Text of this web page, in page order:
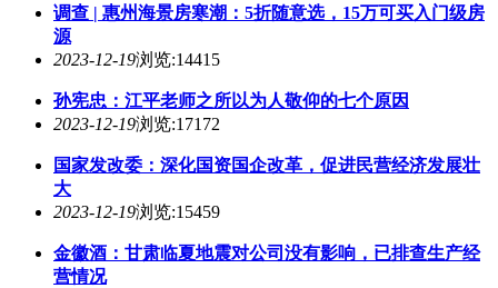
调查 | 惠州海景房寒潮：5折随意选，15万可买入门级房
源
2023-12-19浏览:14415
孙宪忠：江平老师之所以为人敬仰的七个原因
2023-12-19浏览:17172
国家发改委：深化国资国企改革，促进民营经济发展壮
大
2023-12-19浏览:15459
金徽酒：甘肃临夏地震对公司没有影响，已排查生产经
营情况